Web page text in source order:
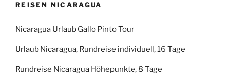
REISEN NICARAGUA
Nicaragua Urlaub Gallo Pinto Tour
Urlaub Nicaragua, Rundreise individuell, 16 Tage
Rundreise Nicaragua Höhepunkte, 8 Tage